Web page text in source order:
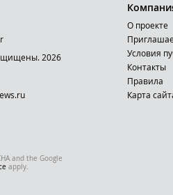
2026
and the Google
apply.
О проекте
Условия
Контакты
Правила
Карта